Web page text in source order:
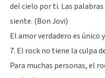
del cielo por ti. Las
siente. (Bon Jovi)
El amor verdadero es único
7. El rock no tiene la culpa
Para muchas personas, el